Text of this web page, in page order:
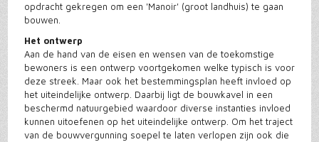
opdracht gekregen om een 'Manoir' (groot landhuis) te gaan
bouwen.
Het ontwerp
Aan de hand van de eisen en wensen van de toekomstige
bewoners is een ontwerp voortgekomen welke typisch is voor
deze streek. Maar ook het bestemmingsplan heeft invloed op
het uiteindelijke ontwerp. Daarbij ligt de bouwkavel in een
beschermd natuurgebied waardoor diverse instanties invloed
kunnen uitoefenen op het uiteindelijke ontwerp. Om het traject
van de bouwvergunning soepel te laten verlopen zijn ook die